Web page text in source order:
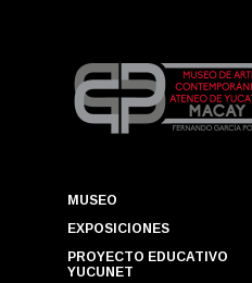
MUSEO
EXPOSICIONES
PROYECTO EDUCATIVO
YUCUNET